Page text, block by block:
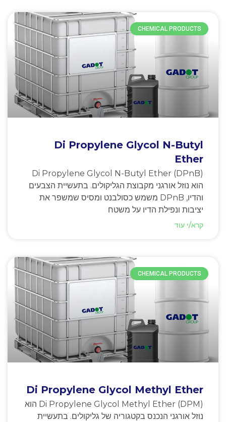
CHEMICAL PRODUCTS
Di Propylene Glycol N-Butyl
Ether
Di Propylene Glycol N-Butyl Ether (DPnB)
הוא נוזל אורגני מקבוצת הגליקולים. בתעשיית הצבעים
והדיו, DPnB משמש כסולבנט ומסיס שמשפר את
יציבות ונפילת הדיו על משטח
קרא/י עוד
CHEMICAL PRODUCTS
Di Propylene Glycol Methyl Ether
Di Propylene Glycol Methyl Ether (DPM) הוא
נוזל אורגני הנכנס בקטגוריה של גליקולים. בתעשיית